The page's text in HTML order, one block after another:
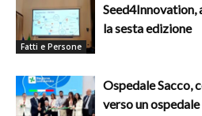
Fatti e Persone
Seed4Innovation,
la sesta edizione
Ospedale Sacco,
verso un